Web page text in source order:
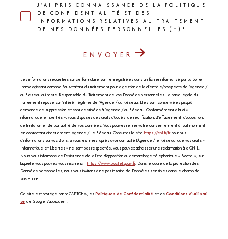
J'AI PRIS CONNAISSANCE DE LA POLITIQUE
DE CONFIDENTIALITÉ ET DES
INFORMATIONS RELATIVES AU TRAITEMENT
DE MES DONNÉES PERSONNELLES (*)*
ENVOYER
Les informations recueillies sur ce formulaire sont enregistrées dans un fichier informatisé par La Boite
Immo agissant comme Sous-traitant du traitement pour la gestion de la clientèle/prospects de l'Agence /
du Réseau qui reste Responsable du Traitement de vos Données personnelles. La base légale du
traitement repose sur l'intérêt légitime de l'Agence / du Réseau. Elles sont conservées jusqu'à
demande de suppression et sont destinées à l'Agence / au Réseau. Conformément à la loi «
informatique et libertés », vous disposez des droits d’accès, de rectification, d’effacement, d’opposition,
de limitation et de portabilité de vos données. Vous pouvez retirer votre consentement à tout moment
en contactant directement l’Agence / Le Réseau. Consultez le site https://cnil.fr/frpour plus
d’informations sur vos droits. Si vous estimez, après avoir contacté l'Agence / le Réseau, que vos droits «
Informatique et Libertés » ne sont pas respectés, vous pouvez adresser une réclamation à la CNIL.
Nous vous informons de l’existence de la liste d'opposition au démarchage téléphonique « Bloctel », sur
laquelle vous pouvez vous inscrire ici : https://www.bloctel.gouv.fr. Dans le cadre de la protection des
Données personnelles, nous vous invitons à ne pas inscrire de Données sensibles dans le champ de
saisie libre.
Ce site est protégé par reCAPTCHA, les Politiques de Confidentialité et es Conditions d'utilisati
onde Google s'appliquent.